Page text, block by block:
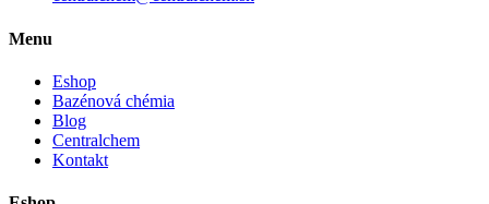
Menu
Eshop
Bazénová chémia
Blog
Centralchem
Kontakt